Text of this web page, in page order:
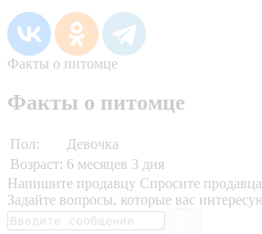
Факты о питомце
Факты о питомце
Пол:
Девочка
Возраст: 6 месяцев 3 дня
Напишите продавцу Спросите продавца
Задайте вопросы, которые вас